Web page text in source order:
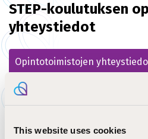
This website uses cookies
STEP-koulutuksen
yhteystiedot
Opintotoimistojen
Järvenpää ja Helsinki